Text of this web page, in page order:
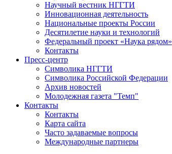
Научный вестник НГГТИ
Инновационная деятельность
Национальные проекты России
Десятилетие науки и технологий
Федеральный проект «Наука рядом»
Контакты
Пресс-центр
Символика НГГТИ
Символика Российской Федерации
Архив новостей
Молодежная газета "Темп"
Контакты
Контакты
Карта сайта
Часто задаваемые вопросы
Международные партнеры